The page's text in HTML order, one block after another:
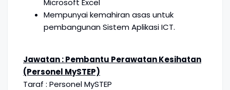
Microsoft Excel
Mempunyai kemahiran asas untuk
pembangunan Sistem Aplikasi ICT.
Jawatan : Pembantu Perawatan Kesihatan
(Personel MySTEP)
Taraf : Personel MySTEP